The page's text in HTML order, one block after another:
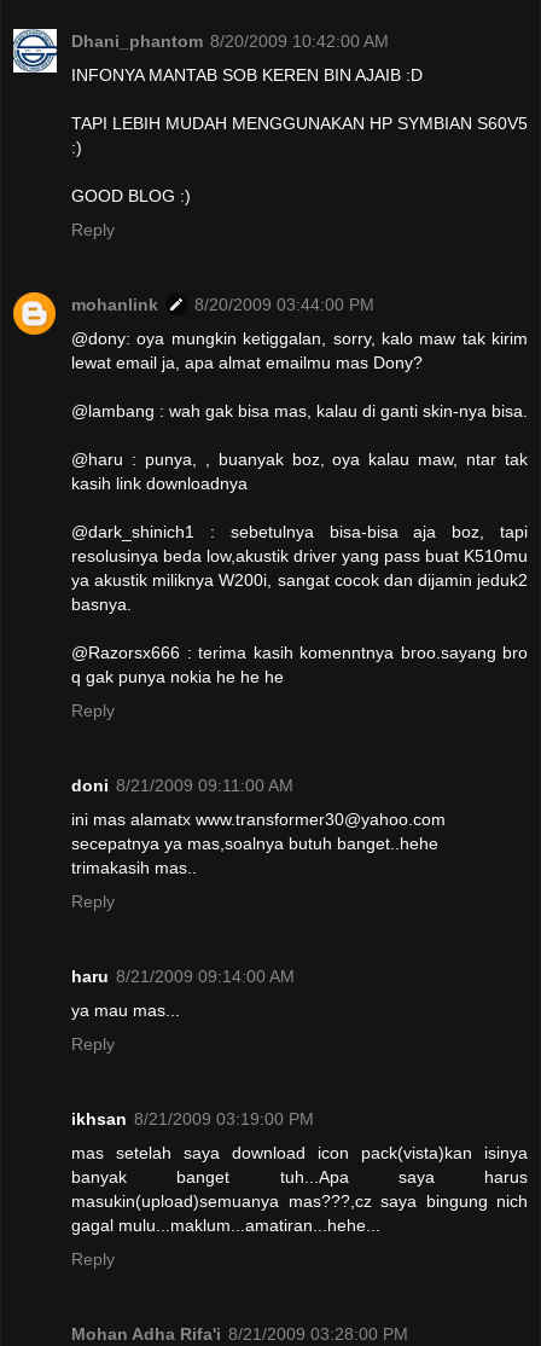
Dhani_phantom 8/20/2009 10:42:00 AM
INFONYA MANTAB SOB KEREN BIN AJAIB :D
TAPI LEBIH MUDAH MENGGUNAKAN HP SYMBIAN S60V5
:)
GOOD BLOG :)
Reply
mohanlink
8/20/2009 03:44:00 PM
@dony: oya mungkin ketiggalan, sorry, kalo maw tak kirim
lewat email ja, apa almat emailmu mas Dony?
@lambang : wah gak bisa mas, kalau di ganti skin-nya bisa.
@haru : punya, , buanyak boz, oya kalau maw, ntar tak
kasih link downloadnya
@dark_shinich1 : sebetulnya bisa-bisa aja boz, tapi
resolusinya beda low,akustik driver yang pass buat K510mu
ya akustik miliknya W200i, sangat cocok dan dijamin jeduk2
basnya.
@Razorsx666 : terima kasih komenntnya broo.sayang bro
q gak punya nokia he he he
Reply
doni 8/21/2009 09:11:00 AM
ini mas alamatx www.transformer30@yahoo.com
secepatnya ya mas,soalnya butuh banget..hehe
trimakasih mas..
Reply
haru 8/21/2009 09:14:00 AM
ya mau mas...
Reply
ikhsan 8/21/2009 03:19:00 PM
mas setelah saya download icon pack(vista)kan isinya
banyak banget tuh...Apa saya harus
masukin(upload)semuanya mas???,cz saya bingung nich
gagal mulu...maklum...amatiran...hehe...
Reply
Mohan Adha Rifa'i 8/21/2009 03:28:00 PM